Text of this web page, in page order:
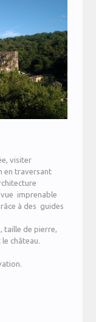
visiter
en traversant
imprenable
à des guides
taille de pierre,
château.